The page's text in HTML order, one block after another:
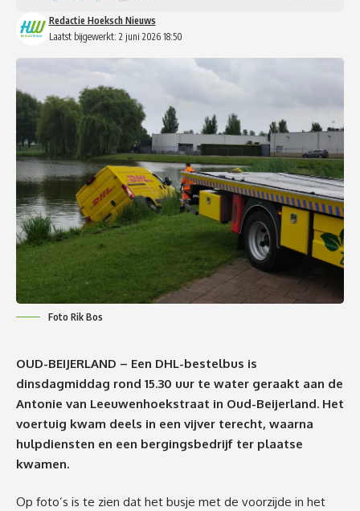
Laatst bijgewerkt: 2 juni 2026 18:50
Redactie Hoeksch Nieuws
Foto Rik Bos
OUD-BEIJERLAND – Een DHL-bestelbus is
dinsdagmiddag rond 15.30 uur te water geraakt aan de
Antonie van Leeuwenhoekstraat in Oud-Beijerland. Het
voertuig kwam deels in een vijver terecht, waarna
hulpdiensten en een bergingsbedrijf ter plaatse
kwamen.
Op foto’s is te zien dat het busje met de voorzijde in het